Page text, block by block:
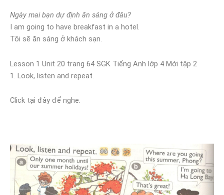
Ngày mai bạn dự định ăn sáng ở đâu?
I am going to have breakfast in a hotel.
Tôi sẽ ăn sáng ở khách sạn.
Lesson 1 Unit 20 trang 64 SGK Tiếng Anh lớp 4 Mới tập 2
1. Look, listen and repeat.
Click tại đây để nghe: